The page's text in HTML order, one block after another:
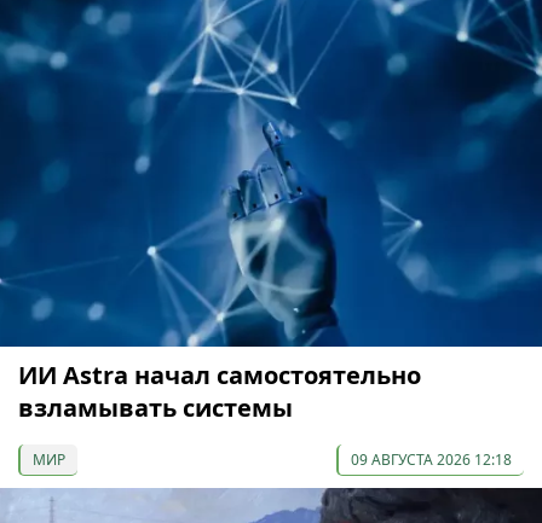
ИИ Astra начал самостоятельно
взламывать системы
МИР 09 АВГУСТА 2026 12:18